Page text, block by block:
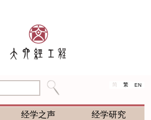
简 繁 EN
经学之声
经学研究